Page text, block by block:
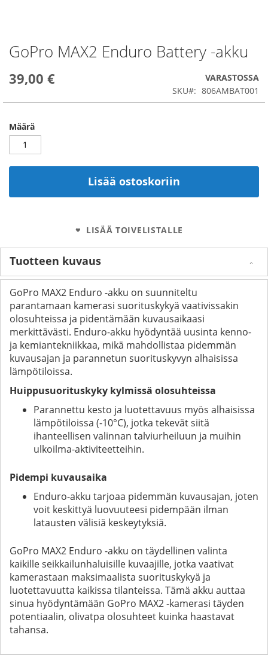
GoPro MAX2 Enduro Battery -akku
39,00 €
VARASTOSSA
SKU
806AMBAT001
Määrä
Lisää ostoskoriin
LISÄÄ TOIVELISTALLE
Skip
to
beginning
the
gallery
Tuotteen kuvaus
GoPro MAX2 Enduro -akku on suunniteltu
parantamaan kamerasi suorituskykyä vaativissakin
olosuhteissa ja pidentämään kuvausaikaasi
merkittävästi. Enduro-akku hyödyntää uusinta kenno-
ja kemiantekniikkaa, mikä mahdollistaa pidemmän
kuvausajan ja parannetun suorituskyvyn alhaisissa
lämpötiloissa.
Huippusuorituskyky kylmissä olosuhteissa
Parannettu kesto ja luotettavuus myös alhaisissa
lämpötiloissa (-10°C), jotka tekevät siitä
ihanteellisen valinnan talviurheiluun ja muihin
ulkoilma-aktiviteetteihin.
Pidempi kuvausaika
Enduro-akku tarjoaa pidemmän kuvausajan, joten
voit keskittyä luovuuteesi pidempään ilman
latausten välisiä keskeytyksiä.
GoPro MAX2 Enduro -akku on täydellinen valinta
kaikille seikkailunhaluisille kuvaajille, jotka vaativat
kamerastaan maksimaalista suorituskykyä ja
luotettavuutta kaikissa tilanteissa. Tämä akku auttaa
sinua hyödyntämään GoPro MAX2 -kamerasi täyden
potentiaalin, olivatpa olosuhteet kuinka haastavat
tahansa.